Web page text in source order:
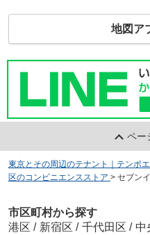
地図ア
ペー
東京とその周辺のテナント｜テンポ
区のコンビニエンスストア > セブン
市区町村から探す
港区 / 新宿区 / 千代田区 / 中